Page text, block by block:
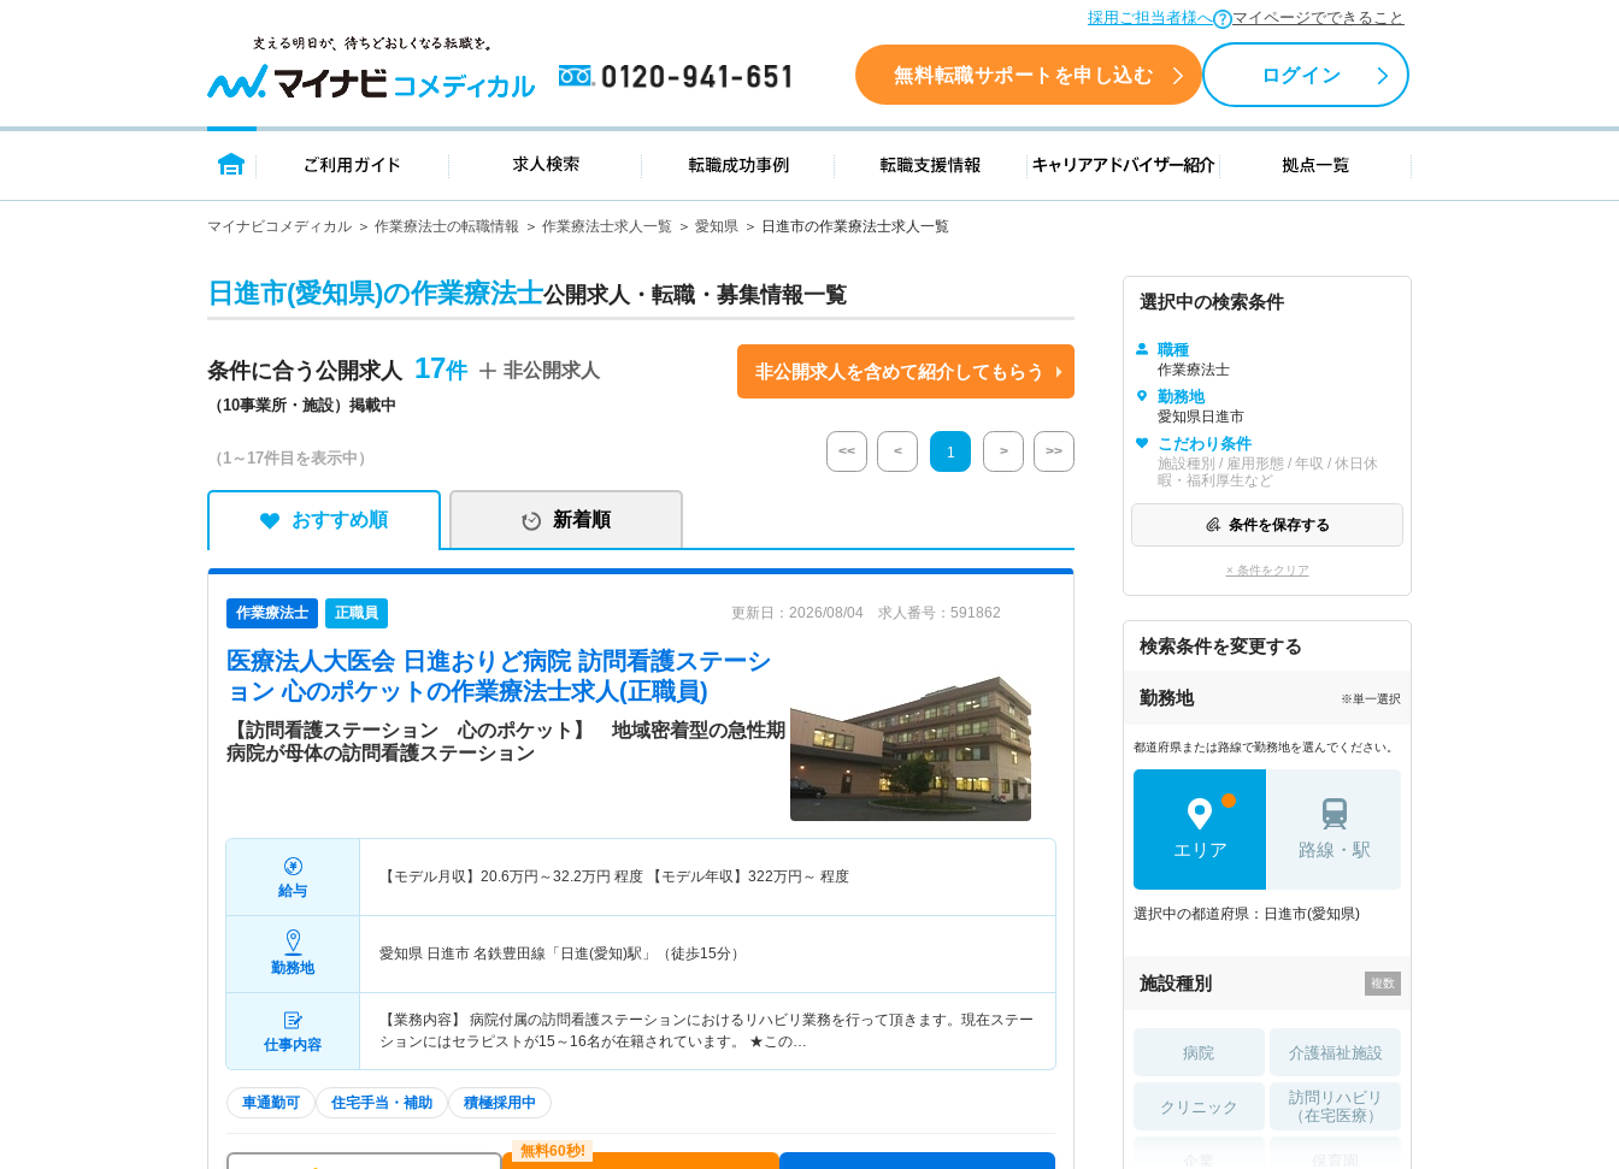
採用ご担当者様へ マイページでできること
0120-941-651 無料転職サポートを申し込む ログイン
トップページ ご利用ガイド 求人検索 転職成功事例 転職支援情報 キャリアアドバイザー紹介 拠点一覧
マイナビコメディカル 作業療法士の転職情報 作業療法士求人一覧 愛知県 日進市の作業療法士求人一覧
日進市(愛知県)の作業療法士公開求人・転職・募集情報一覧
条件に合う公開求人 17
（10事業所・施設）掲載中
非公開求人 非公開求人を含めて紹介してもらう
（1～17件目を表示中） << < 1 > >>
おすすめ順 新着順
作業療法士 正職員 更新日：2026/08/04 求人番号：591862
医療法人大医会 日進おりど病院 訪問看護ステーシ
ョン 心のポケットの作業療法士求人(正職員)
【訪問看護ステーション 心のポケット】 地域密着型の急性期
病院が母体の訪問看護ステーション
給与
【モデル月収】 20.6万円～32.2万円 程度 【モデル年収】 322万円～ 程度
勤務地
愛知県 日進市 名鉄豊田線「日進(愛知)駅」（徒歩15分）
仕事内容
【業務内容】 病院付属の訪問看護ステーションにおけるリハビリ業務を行って頂きます。現在ステー
ションにはセラピストが15～16名が在籍されています。 ★この…
車通勤可 住宅手当・補助 積極採用中
選択中の検索条件
職種
作業療法士
勤務地
愛知県日進市
こだわり条件
施設種別 / 雇用形態 / 年収 / 休日休
暇・福利厚生など
条件を保存する
× 条件をクリア
検索条件を変更する
勤務地 ※単一選択
都道府県または路線で勤務地を選んでください。
エリア 路線・駅
選択中の都道府県：日進市(愛知県)
施設種別
病院 介護福祉施設
クリニック
訪問リハビリ
（在宅医療）